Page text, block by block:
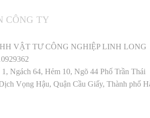
CÔNG TY
VẬT TƯ CÔNG NGHIỆP LINH LONG
Ngách 64, Hẻm 10, Ngõ 44 Phố Trần Thái
Vọng Hậu, Quận Cầu Giấy, Thành phố